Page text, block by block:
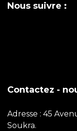
Nous suivre :
Contactez -
Adresse : 45
Soukra.